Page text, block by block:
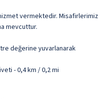
vermektedir. Misafirlerimiz
mevcuttur.
değerine yuvarlanarak
- 0,4 km / 0,2 mi